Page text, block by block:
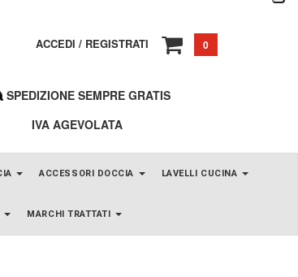
ACCEDI / REGISTRATI 0
SPEDIZIONE SEMPRE GRATIS
IVA AGEVOLATA
ACCESSORI DOCCIA LAVELLI CUCINA
MARCHI TRATTATI